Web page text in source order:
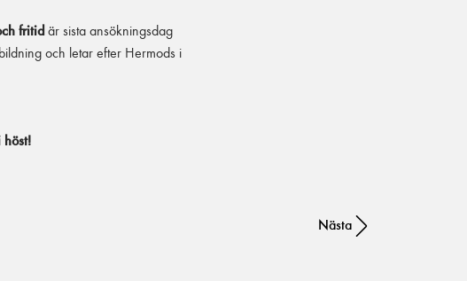
fritid är sista ansökningsdag
och letar efter Hermods i
höst!
Nästa